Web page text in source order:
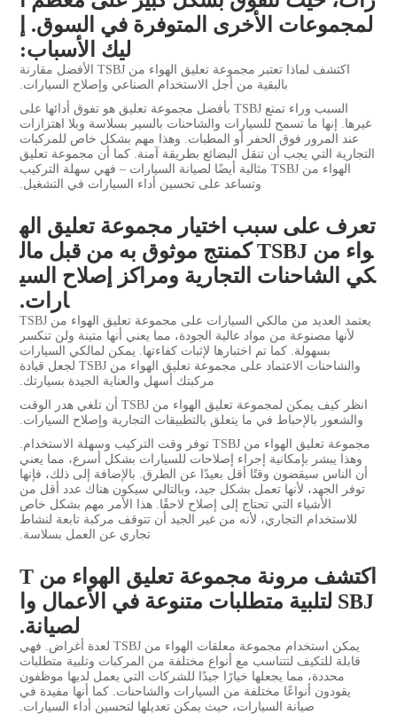
لمجموعات الأخرى المتوفرة في السوق. إ
ليك الأسباب:
اكتشف لماذا تعتبر مجموعة تعليق الهواء من TSBJ الأفضل مقارنة
بالبقية من أجل الاستخدام الصناعي وإصلاح السيارات.
السبب وراء تمتع TSBJ بأفضل مجموعة تعليق هو تفوق أدائها على
غيرها. إنها ما تسمح للسيارات والشاحنات بالسير بسلاسة وبلا اهتزازات
عند المرور فوق الحفر أو المطبات. وهذا مهم بشكل خاص للمركبات
التجارية التي يجب أن تنقل البضائع بطريقة آمنة. كما أن مجموعة تعليق
الهواء من TSBJ مثالية أيضًا لصيانة السيارات – فهي سهلة التركيب
وتساعد على تحسين أداء السيارات في التشغيل.
تعرف على سبب اختيار مجموعة تعليق اله
واء من TSBJ كمنتج موثوق به من قبل مال
كي الشاحنات التجارية ومراكز إصلاح السي
ارات.
يعتمد العديد من مالكي السيارات على مجموعة تعليق الهواء من TSBJ
لأنها مصنوعة من مواد عالية الجودة، مما يعني أنها متينة ولن تنكسر
بسهولة. كما تم اختبارها لإثبات كفاءتها. يمكن لمالكي السيارات
والشاحنات الاعتماد على مجموعة تعليق الهواء من TSBJ لجعل قيادة
مركبتك أسهل والعناية الجيدة بسيارتك.
انظر كيف يمكن لمجموعة تعليق الهواء من TSBJ أن تلغي هدر الوقت
والشعور بالإحباط في ما يتعلق بالتطبيقات التجارية وإصلاح السيارات.
مجموعة تعليق الهواء من TSBJ توفر وقت التركيب وسهلة الاستخدام.
وهذا يبشر بإمكانية إجراء إصلاحات للسيارات بشكل أسرع، مما يعني
أن الناس سيقضون وقتًا أقل بعيدًا عن الطرق. بالإضافة إلى ذلك، فإنها
توفر الجهد، لأنها تعمل بشكل جيد، وبالتالي سيكون هناك عدد أقل من
الأشياء التي تحتاج إلى إصلاح لاحقًا. هذا الأمر مهم بشكل خاص
للاستخدام التجاري، لأنه من غير الجيد أن تتوقف مركبة تابعة لنشاط
تجاري عن العمل بسلاسة.
اكتشف مرونة مجموعة تعليق الهواء من T
SBJ لتلبية متطلبات متنوعة في الأعمال وا
لصيانة.
يمكن استخدام مجموعة معلقات الهواء من TSBJ لعدة أغراض. فهي
قابلة للتكيف لتتناسب مع أنواع مختلفة من المركبات وتلبية متطلبات
محددة، مما يجعلها خيارًا جيدًا للشركات التي يعمل لديها موظفون
يقودون أنواعًا مختلفة من السيارات والشاحنات. كما أنها مفيدة في
صيانة السيارات، حيث يمكن تعديلها لتحسين أداء السيارات.